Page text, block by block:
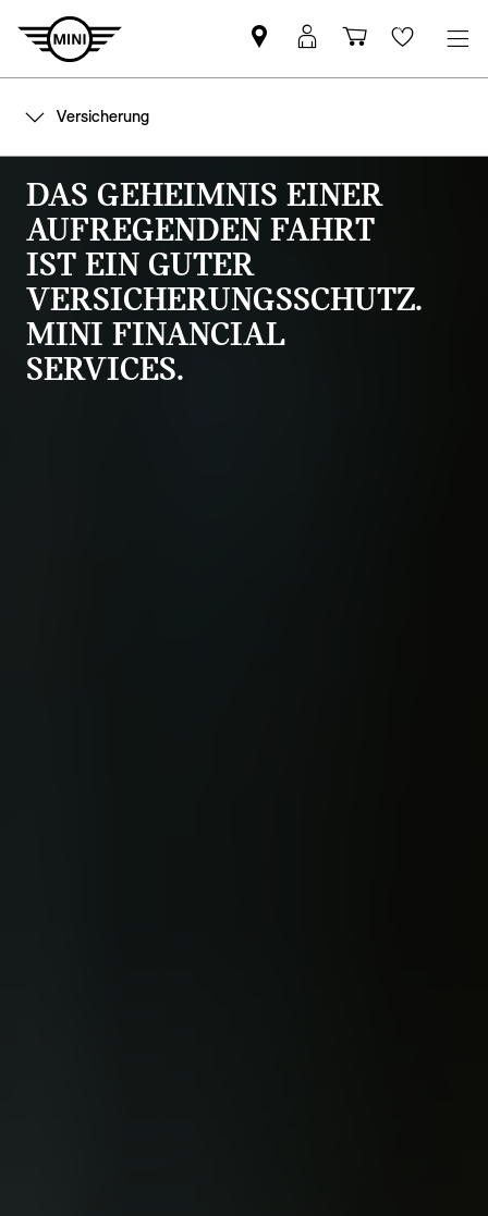
MINI
Partner
MyMini
login
Wishlist
Versicherung
DAS GEHEIMNIS EINER
AUFREGENDEN FAHRT
IST EIN GUTER
VERSICHERUNGSSCHUTZ.
MINI FINANCIAL
SERVICES.